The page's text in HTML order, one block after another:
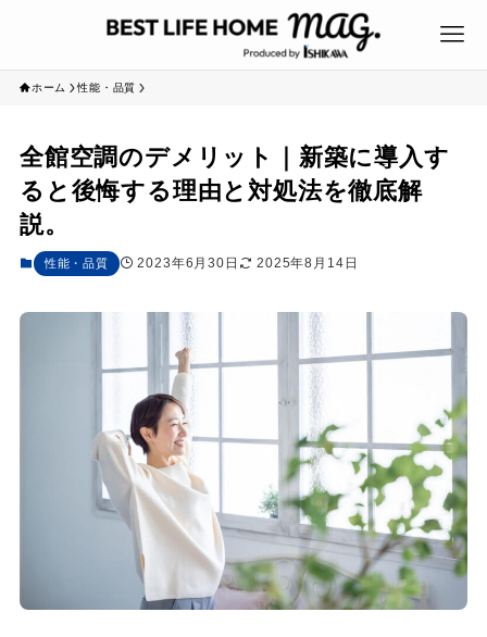
ホーム 性能・品質
全館空調のデメリット｜新築に導入す
ると後悔する理由と対処法を徹底解
説。
性能・品質 2023年6月30日 2025年8月14日